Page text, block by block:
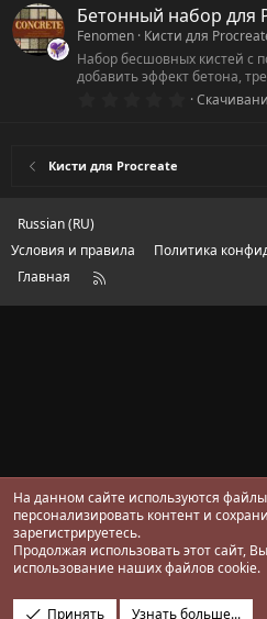
0
з
в
ё
з
Бетонный набор для
Fenomen Кисти для
Набор бесшовных кистей с
добавить эффект бетона,
0
Кисти для Procreate
Russian (RU)
Условия и правила
Политика
Главная
R
На данном сайте используются
персонализировать контент и
зарегистрируетесь.
Продолжая использовать этот сайт,
использование наших файлов cookie.
Принять Узнать больше...